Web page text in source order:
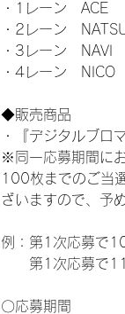
・1レーン　ACE
・2レーン　
・3レーン　NAVI
・4レーン　NICO
◆販売商品
・『デジタルブ
※同一応募期間に
100枚までのご当
ざいますので、予
例：第1次応募で
第1次応募で
〇応募期間